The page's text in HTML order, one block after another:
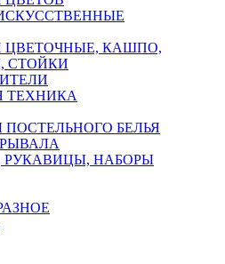
ЦВЕТОЧНЫЕ, КАШПО,
СТОЙКИ
ТЕХНИКА
БЕЛЬЯ
РУКАВИЦЫ, НАБОРЫ